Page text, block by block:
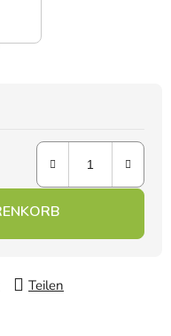
Teilen